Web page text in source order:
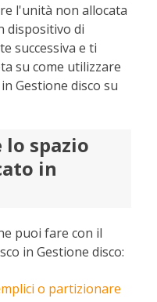
l'unità non allocata
dispositivo di
successiva e ti
su come utilizzare
Gestione disco su
spazio
in
puoi fare con il
in Gestione disco:
o partizionare